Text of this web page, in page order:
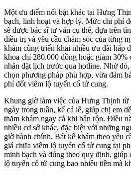
Một ưu điểm nổi bật khác tại Hưng
bạch, linh hoạt và hợp lý. Mức chi phí
sẽ được bác sĩ tư vấn cụ thể, dựa trên
điều trị và yêu cầu chăm sóc của từng
khám cũng triển khai nhiều ưu đãi hấp
khoa chỉ 280.000 đồng hoặc giảm 30%
nhân đặt lịch trước qua hotline. Nhờ
chọn phương pháp phù hợp, vừa đảm
phí đốt viêm lộ tuyến cổ tử cung.
Khung giờ làm việc của Hưng Thịnh từ
ngày trong tuần, kể cả lễ, giúp chị em
thăm khám ngay cả khi bận rộn. Điều
nhiều cơ sở khác, đặc biệt với những
giờ hành chính. Bất kể khám theo yêu
giá chữa viêm lộ tuyến cổ tử cung tại
minh bạch và đúng theo quy định, giúp
lộ tuyến cổ tử cung bao nhiêu tiền mà